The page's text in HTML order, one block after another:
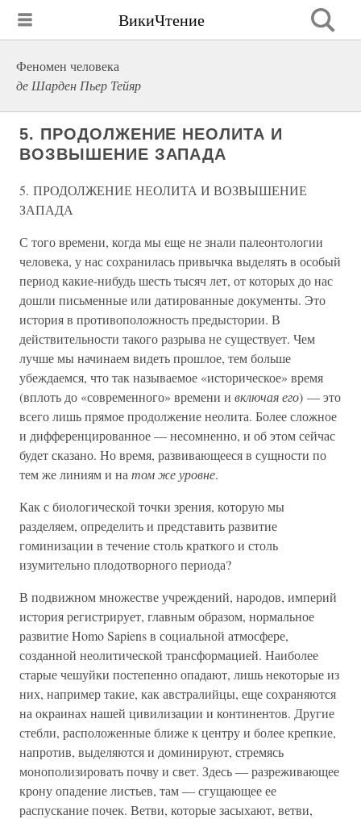
ВикиЧтение
Феномен человека
де Шарден Пьер Тейяр
5. ПРОДОЛЖЕНИЕ НЕОЛИТА И
ВОЗВЫШЕНИЕ ЗАПАДА
5. ПРОДОЛЖЕНИЕ НЕОЛИТА И ВОЗВЫШЕНИЕ
ЗАПАДА
С того времени, когда мы еще не знали палеонтологии
человека, у нас сохранилась привычка выделять в особый
период какие-нибудь шесть тысяч лет, от которых до нас
дошли письменные или датированные документы. Это
история в противоположность предыстории. В
действительности такого разрыва не существует. Чем
лучше мы начинаем видеть прошлое, тем больше
убеждаемся, что так называемое «историческое» время
(вплоть до «современного» времени и включая его) — это
всего лишь прямое продолжение неолита. Более сложное
и дифференцированное — несомненно, и об этом сейчас
будет сказано. Но время, развивающееся в сущности по
тем же линиям и на том же уровне.
Как с биологической точки зрения, которую мы
разделяем, определить и представить развитие
гоминизации в течение столь краткого и столь
изумительно плодотворного периода?
В подвижном множестве учреждений, народов, империй
история регистрирует, главным образом, нормальное
развитие Homo Sapiens в социальной атмосфере,
созданной неолитической трансформацией. Наиболее
старые чешуйки постепенно опадают, лишь некоторые из
них, например такие, как австралийцы, еще сохраняются
на окраинах нашей цивилизации и континентов. Другие
стебли, расположенные ближе к центру и более крепкие,
напротив, выделяются и доминируют, стремясь
монополизировать почву и свет. Здесь — разреживающее
крону опадение листьев, там — сгущающее ее
распускание почек. Ветви, которые засыхают, ветви,